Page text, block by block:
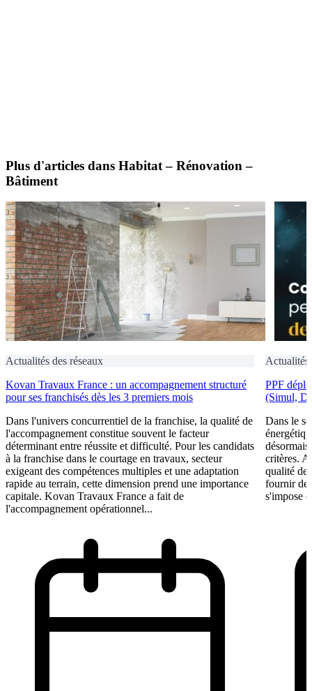
Plus d'articles dans Habitat – Rénovation –
Bâtiment
Actualités des réseaux
Kovan Travaux France : un accompagnement structuré
pour ses franchisés dès les 3 premiers mois
Dans l'univers concurrentiel de la franchise, la qualité de
l'accompagnement constitue souvent le facteur
déterminant entre réussite et difficulté. Pour les candidats
à la franchise dans le courtage en travaux, secteur
exigeant des compétences multiples et une adaptation
rapide au terrain, cette dimension prend une importance
capitale. Kovan Travaux France a fait de
l'accompagnement opérationnel...
Actualités
PPF
(Simul,
Dans le
critères.
qualité de
fournir
s'impose